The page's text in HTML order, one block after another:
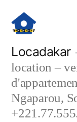
contenu
Locadakar
location –
Ngaparou,